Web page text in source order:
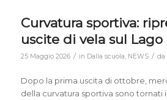
Curvatura sportiva:
uscite di vela sul Lago
25 Maggio 2026 / in Dalla scuola, NEWS / da
Dopo la prima uscita di ottobre,
della curvatura sportiva sono tornati